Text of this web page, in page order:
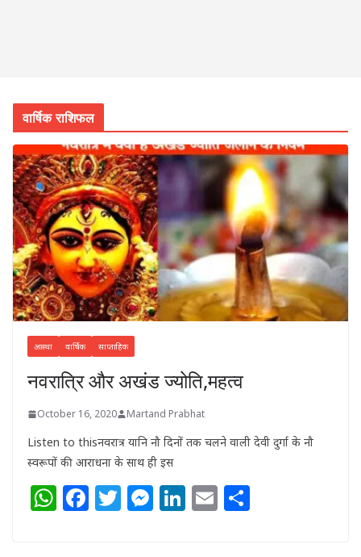
वार्षिक राशिफल
आस्था वार्षिक साप्ताहिक
नवरात्रि और अखंड ज्योति,महत्व
October 16, 2020 Martand Prabhat
Listen to thisनवरात्र यानि नौ दिनों तक चलने वाली देवी दुर्गा के नौ
स्वरूपों की आराधना के साथ ही इस
W F T M Li E